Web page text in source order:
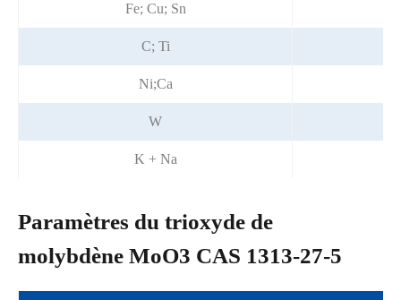
Fe; Cu; Sn
C; Ti
Ni;Ca
W
K + Na
Paramètres du trioxyde de
molybdène MoO3 CAS 1313-27-5